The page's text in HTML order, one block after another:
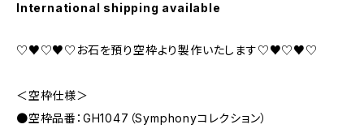
International shipping available
♡♥♡♥♡お石を預り空枠より製作いたします♡♥♡♥♡
＜空枠仕様＞
●空枠品番：GH1047（Symphonyコレクション）